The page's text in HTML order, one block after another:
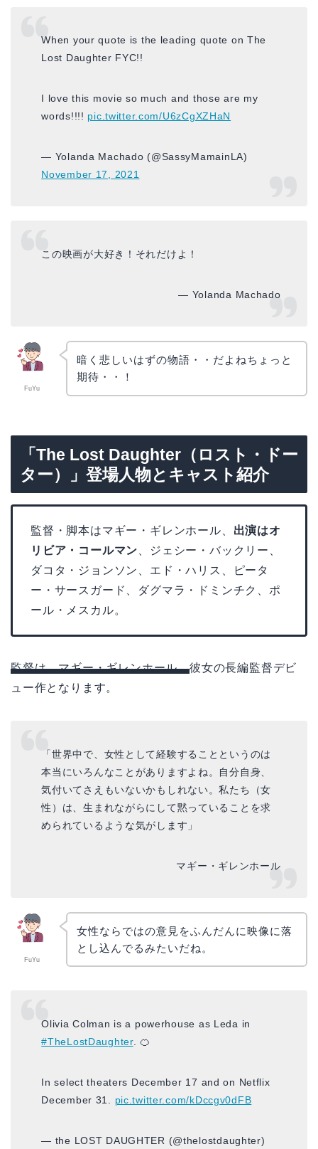
When your quote is the leading quote on The
Lost Daughter FYC!!
I love this movie so much and those are my
words!!!! pic.twitter.com/U6zCgXZHaN
— Yolanda Machado (@SassyMamainLA)
November 17, 2021
この映画が大好き！それだけよ！
— Yolanda Machado
FuYu
暗く悲しいはずの物語・・だよねちょっと
期待・・！
「The Lost Daughter（ロスト・ドー
ター）」登場人物とキャスト紹介
監督・脚本はマギー・ギレンホール、 出演はオ
リビア・コールマン 、ジェシー・バックリー、
ダコタ・ジョンソン、エド・ハリス、ピータ
ー・サースガード、ダグマラ・ドミンチク、ポ
ール・メスカル。
監督は、マギー・ギレンホール。彼女の長編監督デビ
ュー作となります。
「世界中で、女性として経験することというのは
本当にいろんなことがありますよね。自分自身、
気付いてさえもいないかもしれない。私たち（女
性）は、生まれながらにして黙っていることを求
められているような気がします」
マギー・ギレンホール
FuYu
女性ならではの意見をふんだんに映像に落
とし込んでるみたいだね。
Olivia Colman is a powerhouse as Leda in
#TheLostDaughter. 🍊
In select theaters December 17 and on Netflix
December 31. pic.twitter.com/kDccgv0dFB
— the LOST DAUGHTER (@thelostdaughter)